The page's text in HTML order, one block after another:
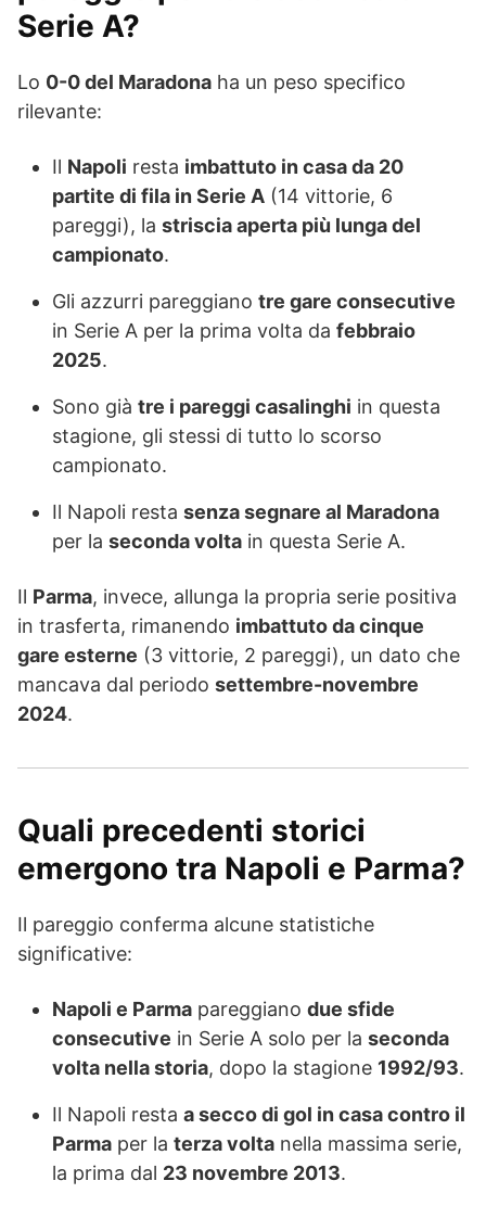
Serie A?
Lo 0-0 del Maradona ha un peso specifico
rilevante:
Il Napoli resta imbattuto in casa da 20
partite di fila in Serie A (14 vittorie, 6
pareggi), la striscia aperta più lunga del
campionato.
Gli azzurri pareggiano tre gare consecutive
in Serie A per la prima volta da febbraio
2025.
Sono già tre i pareggi casalinghi in questa
stagione, gli stessi di tutto lo scorso
campionato.
Il Napoli resta senza segnare al Maradona
per la seconda volta in questa Serie A.
Il Parma, invece, allunga la propria serie positiva
in trasferta, rimanendo imbattuto da cinque
gare esterne (3 vittorie, 2 pareggi), un dato che
mancava dal periodo settembre-novembre
2024.
Quali precedenti storici
emergono tra Napoli e Parma?
Il pareggio conferma alcune statistiche
significative:
Napoli e Parma pareggiano due sfide
consecutive in Serie A solo per la seconda
volta nella storia, dopo la stagione 1992/93.
Il Napoli resta a secco di gol in casa contro il
Parma per la terza volta nella massima serie,
la prima dal 23 novembre 2013.